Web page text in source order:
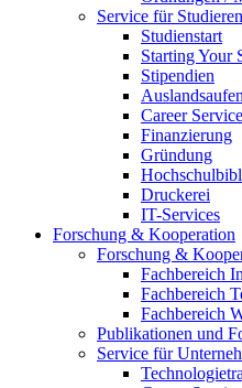
Service für
Studienstart
Starting Your
Stipendien
Career Service
Finanzierung
Gründung
Druckerei
IT-Services
Forschung & Kooperation
Forschung &
Fachbereich
Fachbereich
Fachbereich
Publikationen und
Service für